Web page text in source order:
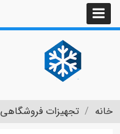
خانه تجهیزات فروشگاهی